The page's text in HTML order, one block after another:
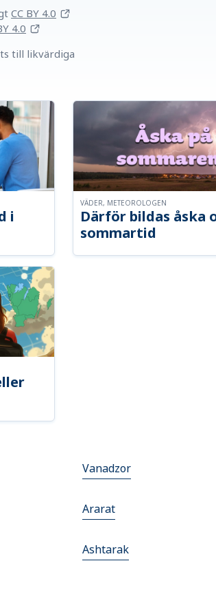
CC BY 4.0
4.0
till likvärdiga
i
Därför bildas åska
sommartid
VÄDER, METEOROLOGEN
Vanadzor
Ararat
Ashtarak